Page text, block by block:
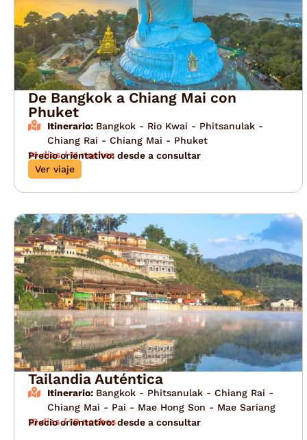
De Bangkok a Chiang Mai con
Phuket
Itinerario: Bangkok - Rio Kwai - Phitsanulak -
Chiang Rai - Chiang Mai - Phuket
14 días / 11 noches
Precio orientativo: desde a consultar
Ver viaje
Tailandia Auténtica
Itinerario: Bangkok - Phitsanulak - Chiang Rai -
Chiang Mai - Pai - Mae Hong Son - Mae Sariang
13 días / 10 noches
Precio orientativo: desde a consultar